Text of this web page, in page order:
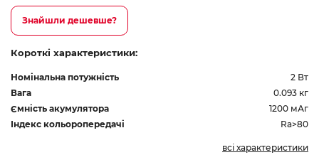
Знайшли дешевше?
Короткі характеристики:
Номінальна потужність
2 Вт
Вага
0.093 кг
Ємність акумулятора
1200 мАг
Індекс кольоропередачі
Ra>80
всі характеристики